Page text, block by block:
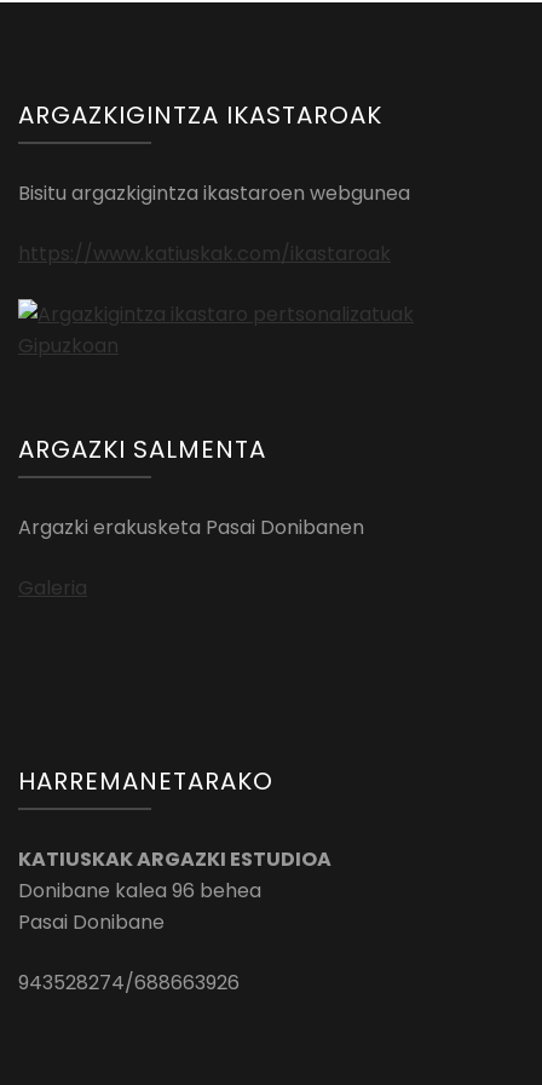
ARGAZKIGINTZA IKASTAROAK
Bisitu argazkigintza ikastaroen webgunea
https://www.katiuskak.com/ikastaroak
ARGAZKI SALMENTA
Argazki erakusketa Pasai Donibanen
Galeria
HARREMANETARAKO
KATIUSKAK ARGAZKI ESTUDIOA
Donibane kalea 96 behea
Pasai Donibane
943528274/688663926